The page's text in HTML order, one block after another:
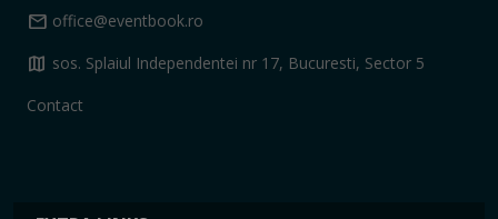
mail office@eventbook.ro
map sos. Splaiul Independentei nr 17, Bucuresti, Sector 5
Contact